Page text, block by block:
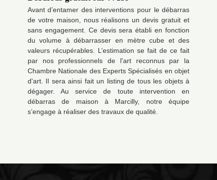
Avant d’entamer des interventions pour le débarras
de votre maison, nous réalisons un devis gratuit et
sans engagement. Ce devis sera établi en fonction
du volume à débarrasser en mètre cube et des
valeurs récupérables. L’estimation se fait de ce fait
par nos professionnels de l'art reconnus par la
Chambre Nationale des Experts Spécialisés en objet
d'art. Il sera ainsi fait un listing de tous les objets à
dégager. Au service de toute intervention en
débarras de maison à Marcilly, notre équipe
s’engage à réaliser des travaux de qualité.